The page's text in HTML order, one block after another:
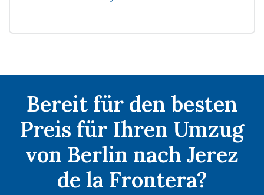
Bereit für den besten
Preis für Ihren Umzug
von Berlin nach Jerez
de la Frontera?